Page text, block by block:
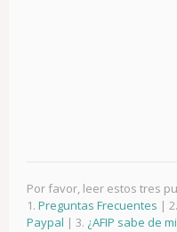
Por favor, leer estos tres
1. Preguntas Frecuentes | 2.
Paypal | 3. ¿AFIP sabe de